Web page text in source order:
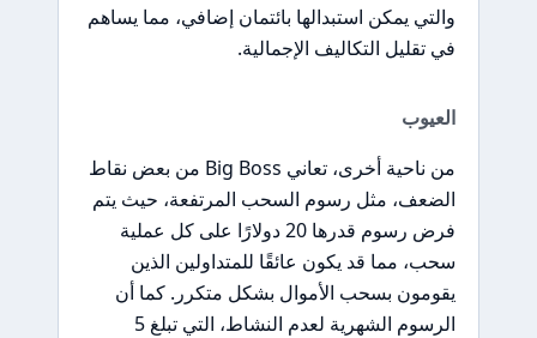
والتي يمكن استبدالها بائتمان إضافي، مما يساهم
في تقليل التكاليف الإجمالية.
العيوب
من ناحية أخرى، تعاني Big Boss من بعض نقاط
الضعف، مثل رسوم السحب المرتفعة، حيث يتم
فرض رسوم قدرها 20 دولارًا على كل عملية
سحب، مما قد يكون عائقًا للمتداولين الذين
يقومون بسحب الأموال بشكل متكرر. كما أن
الرسوم الشهرية لعدم النشاط، التي تبلغ 5